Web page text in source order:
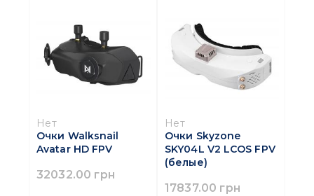
Нет
Очки Walksnail
Avatar HD FPV
32032.00 грн
Нет
Очки Skyzone
SKY04L V2 LCOS FPV
(белые)
17837.00 грн